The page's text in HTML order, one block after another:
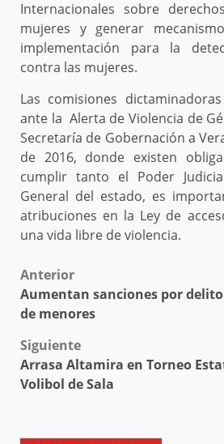
Internacionales sobre
mujeres y generar
implementación para la
contra las mujeres.
Las comisiones
ante la Alerta de Violencia de
Secretaría de Gobernación a
de 2016, donde existen
cumplir tanto el Poder
General del estado, es
atribuciones en la Ley de
una vida libre de violencia.
Post
navigation
Anterior
Aumentan sanciones por
de menores
Siguiente
Arrasa Altamira en Torneo
Volibol de Sala